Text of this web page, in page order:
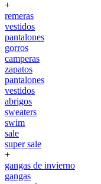
+
remeras
vestidos
pantalones
gorros
camperas
zapatos
pantalones
vestidos
abrigos
sweaters
swim
sale
super sale
+
gangas de invierno
gangas